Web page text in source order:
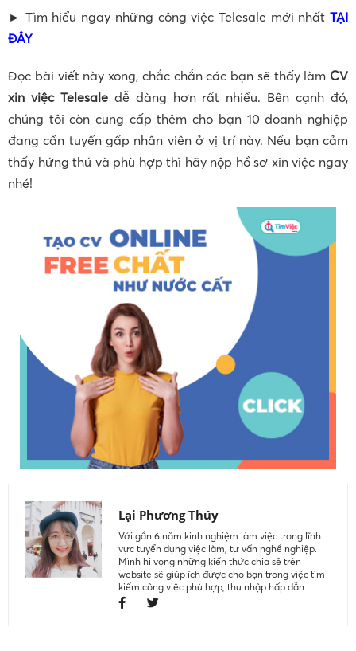
► Tìm hiểu ngay những công việc Telesale mới nhất TẠI
ĐÂY
Đọc bài viết này xong, chắc chắn các bạn sẽ thấy làm CV
xin việc Telesaledễ dàng hơn rất nhiều. Bên cạnh đó,
chúng tôi còn cung cấp thêm cho bạn 10 doanh nghiệp
đang cần tuyển gấp nhân viên ở vị trí này. Nếu bạn cảm
thấy hứng thú và phù hợp thì hãy nộp hồ sơ xin việc ngay
nhé!
Lại Phương Thúy
Với gần 6 năm kinh nghiệm làm việc trong lĩnh
vực tuyển dụng việc làm, tư vấn nghề nghiệp.
Mình hi vọng những kiến thức chia sẻ trên
website sẽ giúp ích được cho bạn trong việc tìm
kiếm công việc phù hợp, thu nhập hấp dẫn